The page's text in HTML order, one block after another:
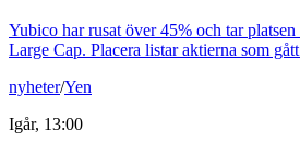
Yubico har rusat över 45% och tar
Large Cap. Placera listar aktierna som
nyheter/Yen
Igår, 13:00